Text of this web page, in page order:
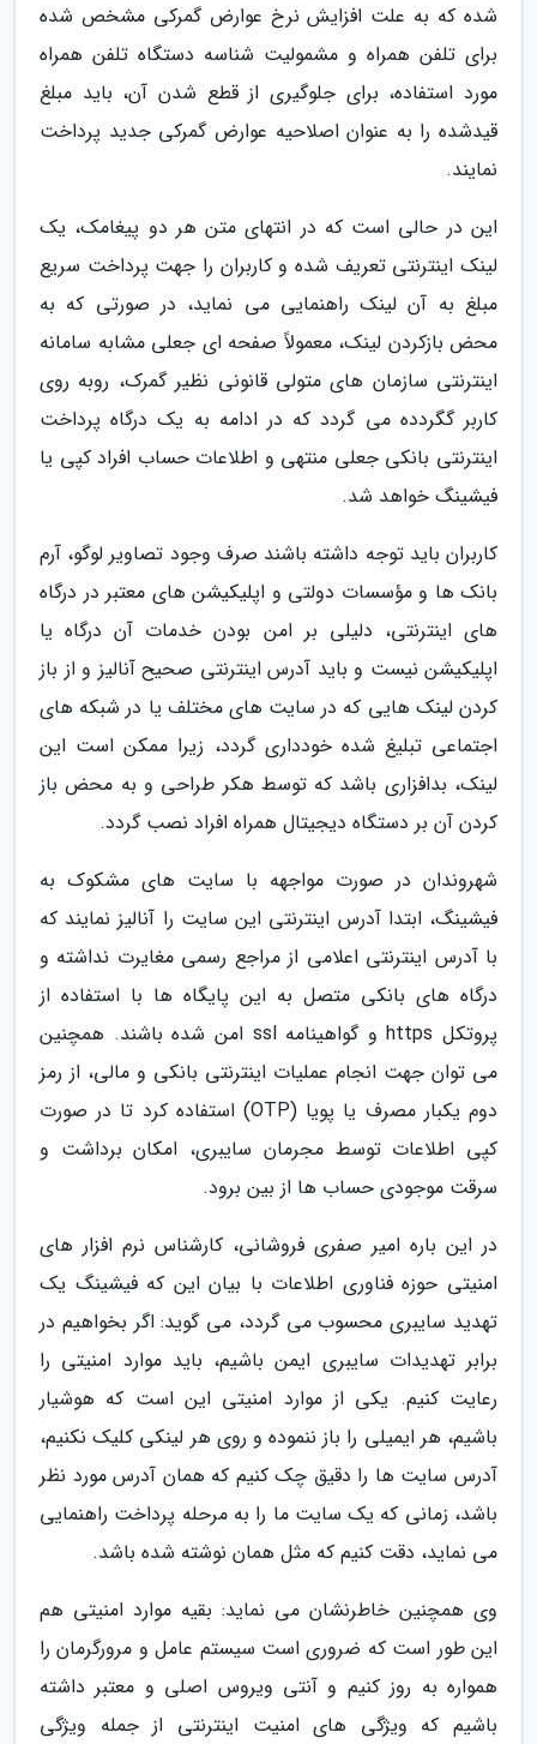
شده که به علت افزایش نرخ عوارض گمرکی مشخص شده
برای تلفن همراه و مشمولیت شناسه دستگاه تلفن همراه
مورد استفاده، برای جلوگیری از قطع شدن آن، باید مبلغ
قیدشده را به عنوان اصلاحیه عوارض گمرکی جدید پرداخت
نمایند.
این در حالی است که در انتهای متن هر دو پیغامک، یک
لینک اینترنتی تعریف شده و کاربران را جهت پرداخت سریع
مبلغ به آن لینک راهنمایی می نماید، در صورتی که به
محض بازکردن لینک، معمولاً صفحه ای جعلی مشابه سامانه
اینترنتی سازمان های متولی قانونی نظیر گمرک، روبه روی
کاربر گگردده می گردد که در ادامه به یک درگاه پرداخت
اینترنتی بانکی جعلی منتهی و اطلاعات حساب افراد کپی یا
فیشینگ خواهد شد.
کاربران باید توجه داشته باشند صرف وجود تصاویر لوگو، آرم
بانک ها و مؤسسات دولتی و اپلیکیشن های معتبر در درگاه
های اینترنتی، دلیلی بر امن بودن خدمات آن درگاه یا
اپلیکیشن نیست و باید آدرس اینترنتی صحیح آنالیز و از باز
کردن لینک هایی که در سایت های مختلف یا در شبکه های
اجتماعی تبلیغ شده خودداری گردد، زیرا ممکن است این
لینک، بدافزاری باشد که توسط هکر طراحی و به محض باز
کردن آن بر دستگاه دیجیتال همراه افراد نصب گردد.
شهروندان در صورت مواجهه با سایت های مشکوک به
فیشینگ، ابتدا آدرس اینترنتی این سایت را آنالیز نمایند که
با آدرس اینترنتی اعلامی از مراجع رسمی مغایرت نداشته و
درگاه های بانکی متصل به این پایگاه ها با استفاده از
پروتکل https و گواهینامه ssl امن شده باشند. همچنین
می توان جهت انجام عملیات اینترنتی بانکی و مالی، از رمز
دوم یکبار مصرف یا پویا (OTP) استفاده کرد تا در صورت
کپی اطلاعات توسط مجرمان سایبری، امکان برداشت و
سرقت موجودی حساب ها از بین برود.
در این باره امیر صفری فروشانی، کارشناس نرم افزار های
امنیتی حوزه فناوری اطلاعات با بیان این که فیشینگ یک
تهدید سایبری محسوب می گردد، می گوید: اگر بخواهیم در
برابر تهدیدات سایبری ایمن باشیم، باید موارد امنیتی را
رعایت کنیم. یکی از موارد امنیتی این است که هوشیار
باشیم، هر ایمیلی را باز ننموده و روی هر لینکی کلیک نکنیم،
آدرس سایت ها را دقیق چک کنیم که همان آدرس مورد نظر
باشد، زمانی که یک سایت ما را به مرحله پرداخت راهنمایی
می نماید، دقت کنیم که مثل همان نوشته شده باشد.
وی همچنین خاطرنشان می نماید: بقیه موارد امنیتی هم
این طور است که ضروری است سیستم عامل و مرورگرمان را
همواره به روز کنیم و آنتی ویروس اصلی و معتبر داشته
باشیم که ویژگی های امنیت اینترنتی از جمله ویژگی